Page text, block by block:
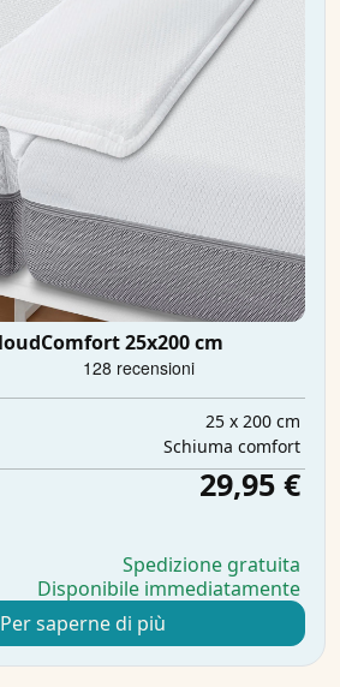
25x200 cm
25 x 200 cm
Schiuma comfort
29,95 €
Spedizione gratuita
Disponibile immediatamente
saperne di più